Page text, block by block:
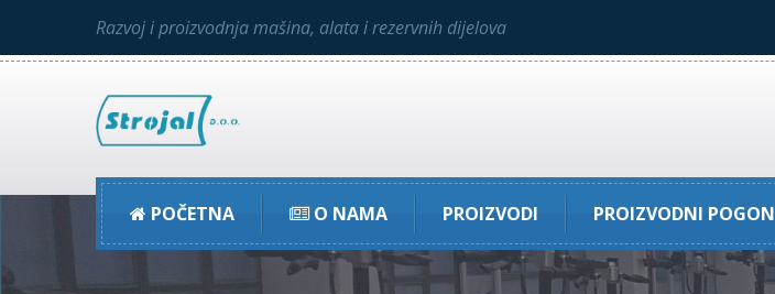
Razvoj i proizvodnja mašina, alata i rezervnih dijelova
POČETNA O NAMA PROIZVODI PROIZVODNI POGON